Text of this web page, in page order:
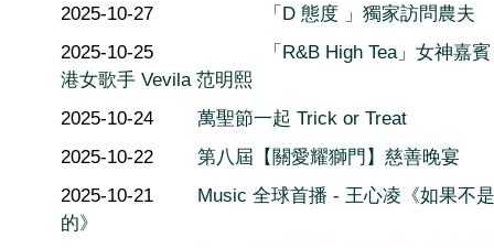
2025-10-27
「D 態度 」獨家訪問農夫
2025-10-25
「R&B High Tea」女神嘉
港女歌手 Vevila 范明熙
2025-10-24
萬聖節一起 Trick or Treat
2025-10-22
第八屆【關愛耀獅門】慈善晚宴
2025-10-21
Music 全球首播 - 王心凌《如果不
的》